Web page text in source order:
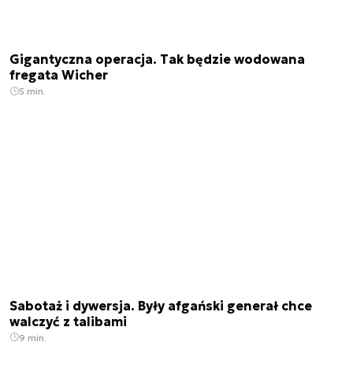
Gigantyczna operacja. Tak będzie wodowana
fregata Wicher
5 min.
Sabotaż i dywersja. Były afgański generał chce
walczyć z talibami
9 min.